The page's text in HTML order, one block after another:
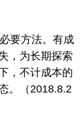
要方法。有成
，为长期探索
，不计成本的
。（2018.8.2